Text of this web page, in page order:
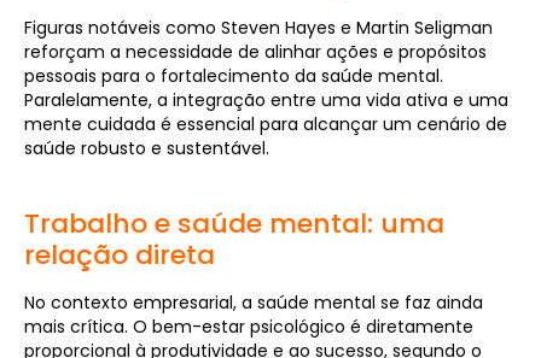
Figuras notáveis como Steven Hayes e Martin Seligman
reforçam a necessidade de alinhar ações e propósitos
pessoais para o fortalecimento da saúde mental.
Paralelamente, a integração entre uma vida ativa e uma
mente cuidada é essencial para alcançar um cenário de
saúde robusto e sustentável.
Trabalho e saúde mental: uma
relação direta
No contexto empresarial, a saúde mental se faz ainda
mais crítica. O bem-estar psicológico é diretamente
proporcional à produtividade e ao sucesso, segundo o